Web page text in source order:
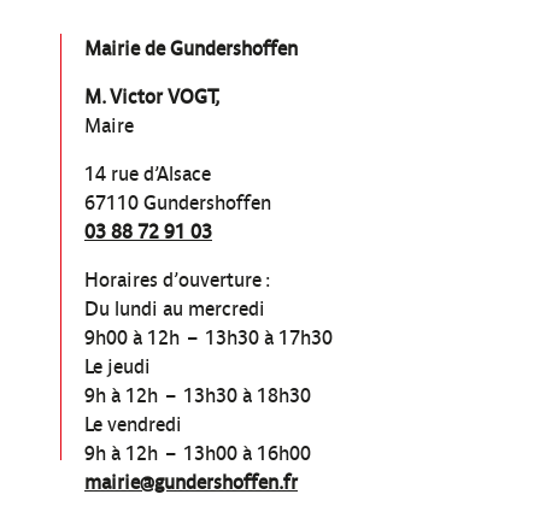
Mairie de Gundershoffen
M. Victor VOGT,
Maire
14 rue d’Alsace
67110 Gundershoffen
03 88 72 91 03
Horaires d’ouverture :
Du lundi au mercredi
9h00 à 12h – 13h30 à 17h30
Le jeudi
9h à 12h – 13h30 à 18h30
Le vendredi
9h à 12h – 13h00 à 16h00
mairie@gundershoffen.fr